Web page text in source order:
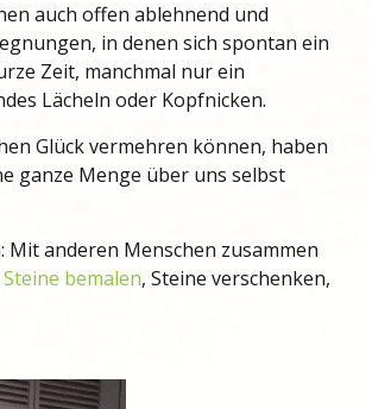
auch offen ablehnend und
in denen sich spontan ein
Zeit, manchmal nur ein
Lächeln oder Kopfnicken.
Glück vermehren können, haben
ganze Menge über uns selbst
anderen Menschen zusammen
Steine bemalen, Steine verschenken,